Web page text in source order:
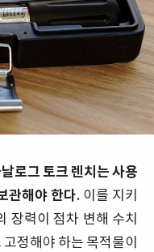
로그 토크 렌치는 사용
관해야 한다. 이를 지키
장력이 점차 변해 수치
정해야 하는 목적물이